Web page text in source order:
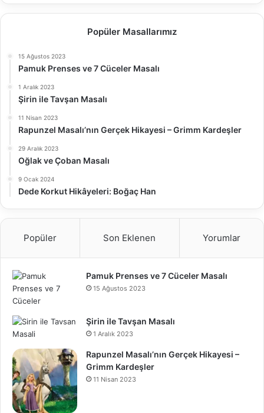
Popüler Masallarımız
15 Ağustos 2023
Pamuk Prenses ve 7 Cüceler Masalı
1 Aralık 2023
Şirin ile Tavşan Masalı
11 Nisan 2023
Rapunzel Masalı’nın Gerçek Hikayesi – Grimm Kardeşler
29 Aralık 2023
Oğlak ve Çoban Masalı
9 Ocak 2024
Dede Korkut Hikâyeleri: Boğaç Han
Popüler Son Eklenen Yorumlar
Pamuk Prenses ve 7 Cüceler Masalı
15 Ağustos 2023
Şirin ile Tavşan Masalı
1 Aralık 2023
Rapunzel Masalı’nın Gerçek Hikayesi –
Grimm Kardeşler
11 Nisan 2023